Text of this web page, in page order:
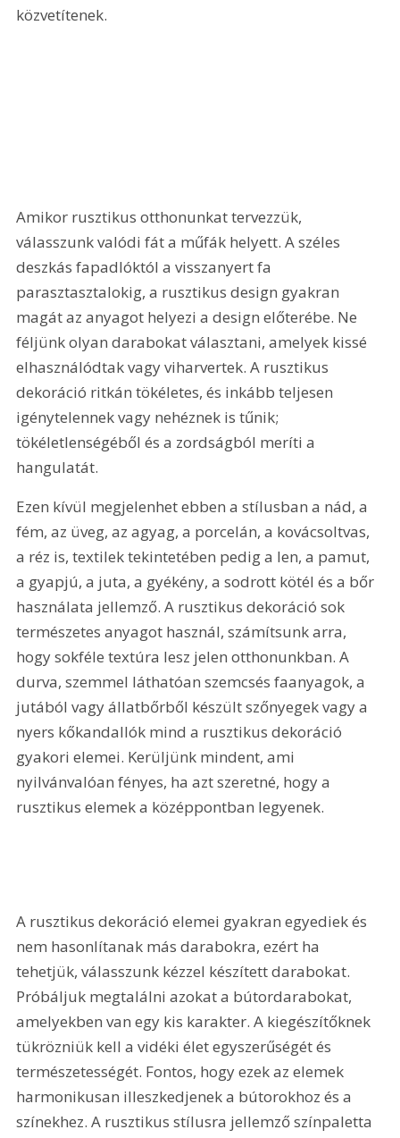
közvetítenek.
Amikor rusztikus otthonunkat tervezzük,
válasszunk valódi fát a műfák helyett. A széles
deszkás fapadlóktól a visszanyert fa
parasztasztalokig, a rusztikus design gyakran
magát az anyagot helyezi a design előterébe. Ne
féljünk olyan darabokat választani, amelyek kissé
elhasználódtak vagy viharvertek. A rusztikus
dekoráció ritkán tökéletes, és inkább teljesen
igénytelennek vagy nehéznek is tűnik;
tökéletlenségéből és a zordságból meríti a
hangulatát.
Ezen kívül megjelenhet ebben a stílusban a nád, a
fém, az üveg, az agyag, a porcelán, a kovácsoltvas,
a réz is, textilek tekintetében pedig a len, a pamut,
a gyapjú, a juta, a gyékény, a sodrott kötél és a bőr
használata jellemző. A rusztikus dekoráció sok
természetes anyagot használ, számítsunk arra,
hogy sokféle textúra lesz jelen otthonunkban. A
durva, szemmel láthatóan szemcsés faanyagok, a
jutából vagy állatbőrből készült szőnyegek vagy a
nyers kőkandallók mind a rusztikus dekoráció
gyakori elemei. Kerüljünk mindent, ami
nyilvánvalóan fényes, ha azt szeretné, hogy a
rusztikus elemek a középpontban legyenek.
A rusztikus dekoráció elemei gyakran egyediek és
nem hasonlítanak más darabokra, ezért ha
tehetjük, válasszunk kézzel készített darabokat.
Próbáljuk megtalálni azokat a bútordarabokat,
amelyekben van egy kis karakter. A kiegészítőknek
tükrözniük kell a vidéki élet egyszerűségét és
természetességét. Fontos, hogy ezek az elemek
harmonikusan illeszkedjenek a bútorokhoz és a
színekhez. A rusztikus stílusra jellemző színpaletta